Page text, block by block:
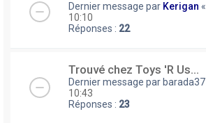
Dernier message par Kerigan «
10:10
Réponses : 22
Trouvé chez Toys 'R Us...
Dernier message par barada37
10:43
Réponses : 23